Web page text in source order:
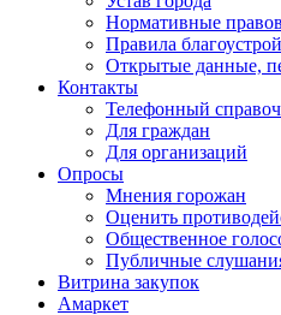
Нормативные
Правила
Открытые данные,
Контакты
Телефонный
Для граждан
Для организаций
Опросы
Мнения горожан
Оценить
Общественное
Публичные
Витрина закупок
Амаркет